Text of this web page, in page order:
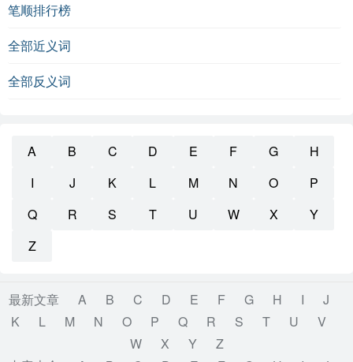
笔顺排行榜
全部近义词
全部反义词
A B C D E F G
H
I
J K L M N O
P
Q
R S T U W X
Y
Z
最新文章 A B C D E F G H I
J
K
L M N O P Q R S T U
V
W
X Y
Z